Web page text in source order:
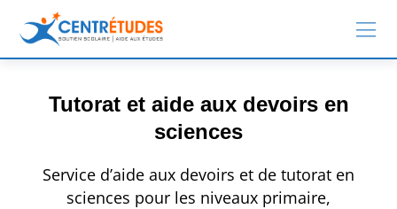
Tutorat et aide aux devoirs en
sciences
Service d’aide aux devoirs et de tutorat en
sciences pour les niveaux primaire,